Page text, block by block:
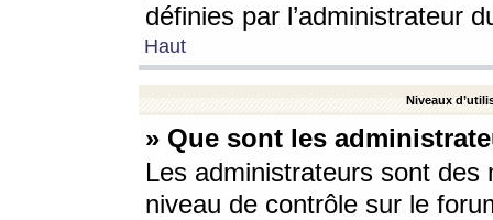
définies par l’administrateur
Haut
Niveaux
» Que sont les
Les administrateurs sont
niveau de contrôle sur le